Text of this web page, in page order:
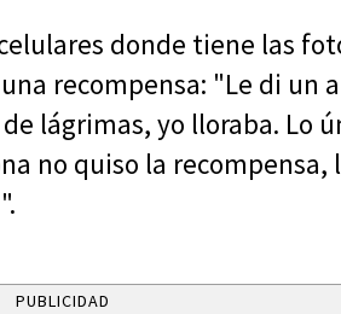
donde tiene las
recompensa: "Le di un
lágrimas, yo lloraba. Lo
no quiso la
PUBLICIDAD